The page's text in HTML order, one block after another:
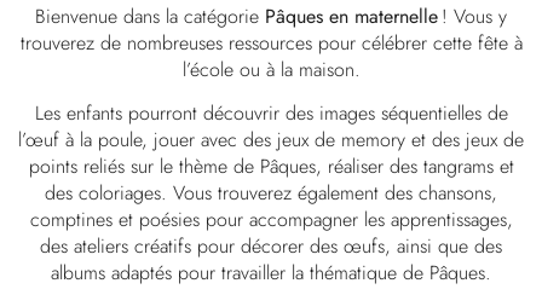
Bienvenue dans la catégorie Pâques en maternelle! Vous y
trouverez de nombreuses ressources pour célébrer cette fête à
l’école ou à la maison.
Les enfants pourront découvrir des images séquentielles de
l’œuf à la poule, jouer avec des jeux de memory et des jeux de
points reliés sur le thème de Pâques, réaliser des tangrams et
des coloriages. Vous trouverez également des chansons,
comptines et poésies pour accompagner les apprentissages,
des ateliers créatifs pour décorer des œufs, ainsi que des
albums adaptés pour travailler la thématique de Pâques.